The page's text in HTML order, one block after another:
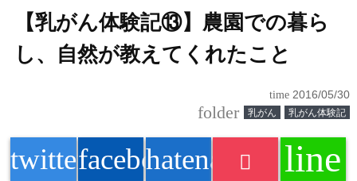
【乳がん体験記⑬】農園での暮ら
し、自然が教えてくれたこと
time 2016/05/30
folder 乳がん 乳がん体験記
twitterfacebookhatenabookmark
line